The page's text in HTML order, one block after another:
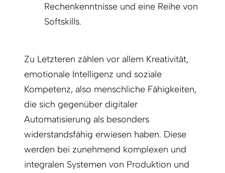
Rechenkenntnisse und eine Reihe von
Softskills.
Zu Letzteren zählen vor allem Kreativität,
emotionale Intelligenz und soziale
Kompetenz, also menschliche Fähigkeiten,
die sich gegenüber digitaler
Automatisierung als besonders
widerstandsfähig erwiesen haben. Diese
werden bei zunehmend komplexen und
integralen Systemen von Produktion und